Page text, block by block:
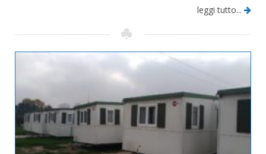
leggi tutto...